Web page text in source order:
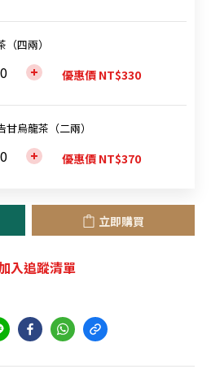
四兩）
優惠價 NT$330
甘烏龍茶（二兩）
優惠價 NT$370
立即購買
入追蹤清單